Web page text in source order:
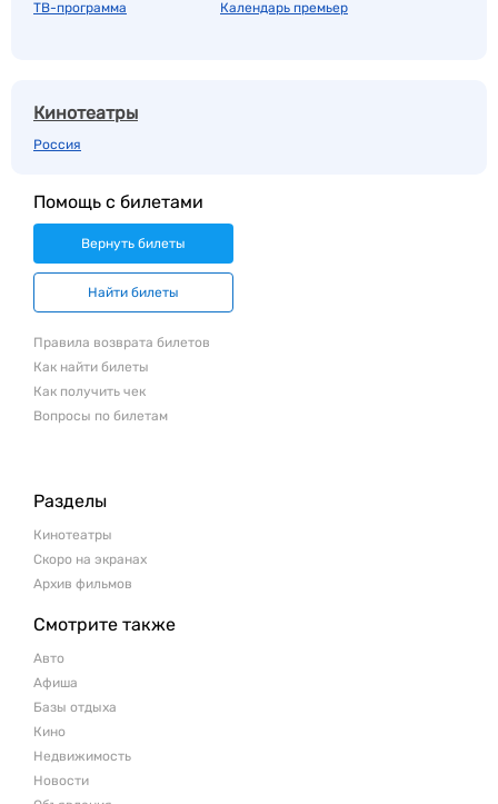
ТВ-программа
Календарь премьер
Кинотеатры
Россия
Помощь с билетами
Вернуть билеты
Найти билеты
Правила возврата билетов
Как найти билеты
Как получить чек
Вопросы по билетам
Разделы
Кинотеатры
Скоро на экранах
Архив фильмов
Смотрите также
Авто
Афиша
Базы отдыха
Кино
Недвижимость
Новости